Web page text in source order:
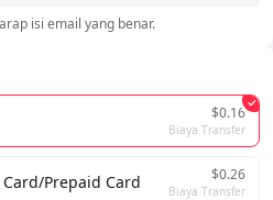
isi email yang benar.
$0.16
Biaya Transfer
Prepaid Card $0.26
Biaya Transfer